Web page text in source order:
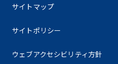
サイトマップ
サイトポリシー
ウェブアクセシビリティ方針